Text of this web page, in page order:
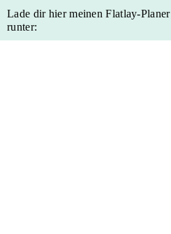
Skip
Skip
Skip
Skip
Lade dir hier meinen Flatlay-Planer
runter: